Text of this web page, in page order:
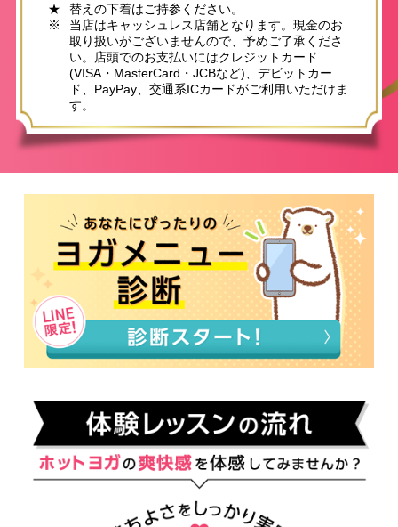
★
替えの下着はご持参ください。
※
当店はキャッシュレス店舗となります。現金のお
取り扱いがございませんので、予めご了承くださ
い。店頭でのお支払いにはクレジットカード
(VISA・MasterCard・JCBなど)、デビットカー
ド、PayPay、交通系ICカードがご利用いただけま
す。